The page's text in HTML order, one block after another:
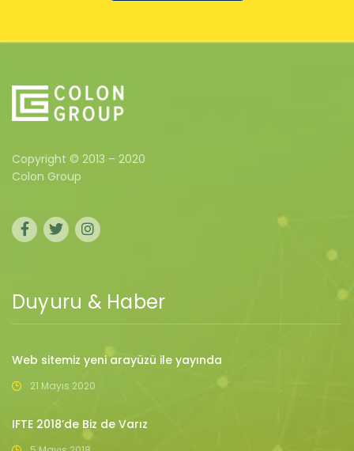
Copyright © 2013 – 2020
Colon Group
Duyuru & Haber
Web sitemiz yeni arayüzü ile yayında
21 Mayıs 2020
IFTE 2018’de Biz de Varız